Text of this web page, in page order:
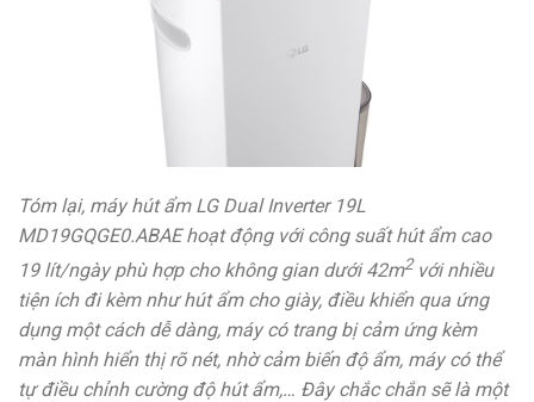
Tóm lại, máy hút ẩm LG Dual Inverter 19L
MD19GQGE0.ABAE​ hoạt động với công suất hút ẩm cao
19 lít/ngày phù hợp cho không gian dưới 42m2với nhiều
tiện ích đi kèm như hút ẩm cho giày, điều khiển qua ứng
dụng một cách dễ dàng, máy có trang bị cảm ứng kèm
màn hình hiển thị rõ nét, nhờ cảm biến độ ẩm, máy có thể
tự điều chỉnh cường độ hút ẩm,… Đây chắc chắn sẽ là một